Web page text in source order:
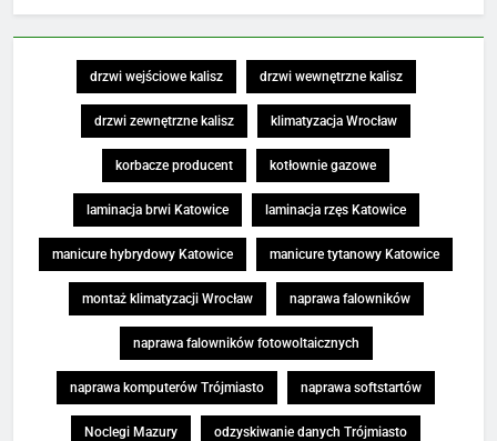
drzwi wejściowe kalisz drzwi wewnętrzne kalisz
drzwi zewnętrzne kalisz klimatyzacja Wrocław
korbacze producent kotłownie gazowe
laminacja brwi Katowice laminacja rzęs Katowice
manicure hybrydowy Katowice manicure tytanowy Katowice
montaż klimatyzacji Wrocław naprawa falowników
naprawa falowników fotowoltaicznych
naprawa komputerów Trójmiasto naprawa softstartów
Noclegi Mazury odzyskiwanie danych Trójmiasto